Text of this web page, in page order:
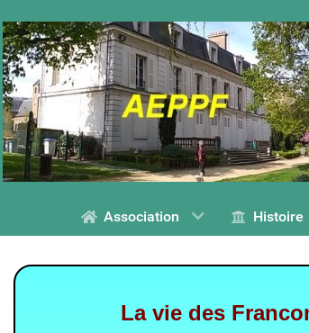
Association Histoire
La vie des